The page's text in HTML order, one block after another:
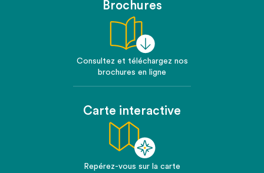
Brochures
Consultez et téléchargez nos
brochures en ligne
Carte interactive
Repérez-vous sur la carte